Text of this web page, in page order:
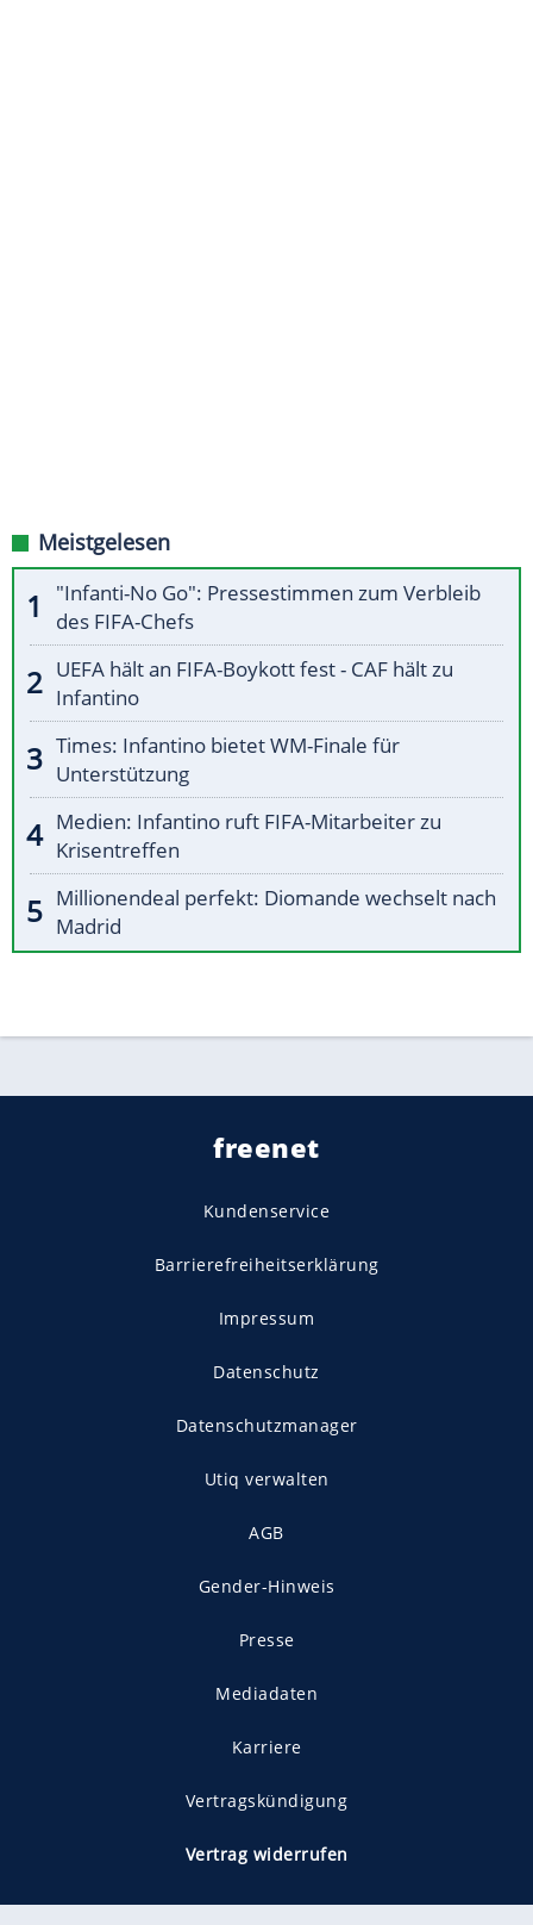
Meistgelesen
"Infanti-No Go": Pressestimmen zum Verbleib
des FIFA-Chefs
UEFA hält an FIFA-Boykott fest - CAF hält zu
Infantino
Times: Infantino bietet WM-Finale für
Unterstützung
Medien: Infantino ruft FIFA-Mitarbeiter zu
Krisentreffen
Millionendeal perfekt: Diomande wechselt nach
Madrid
freenet
Kundenservice
Barrierefreiheitserklärung
Impressum
Datenschutz
Datenschutzmanager
Utiq verwalten
AGB
Gender-Hinweis
Presse
Mediadaten
Karriere
Vertragskündigung
Vertrag widerrufen